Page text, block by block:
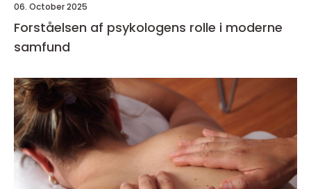
06. October 2025
Forståelsen af psykologens rolle i moderne
samfund